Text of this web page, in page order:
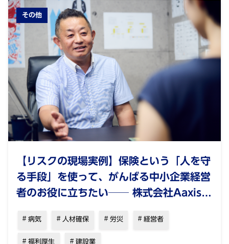
その他
【リスクの現場実例】保険という「人を守
る手段」を使って、がんばる中小企業経営
者のお役に立ちたい── 株式会社Aaxis
病気 人材確保 労災 経営者
福利厚生 建設業